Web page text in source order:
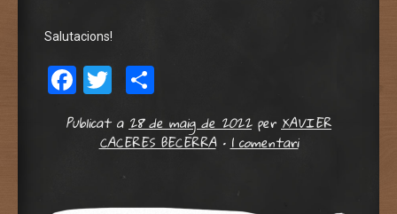
Salutacions!
Facebook
Twitter
Publicat a28 de maig de 2022perXAVIER
CACERES BECERRA •1 comentari